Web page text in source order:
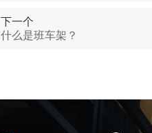
下一个
什么是班车架？